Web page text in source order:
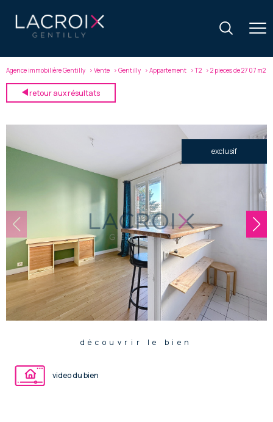
Agence immobilière Gentilly Vente Gentilly Appartement T2 2 pieces de 27 07 m2
retour aux résultats
exclusif
découvrir le bien
video du bien